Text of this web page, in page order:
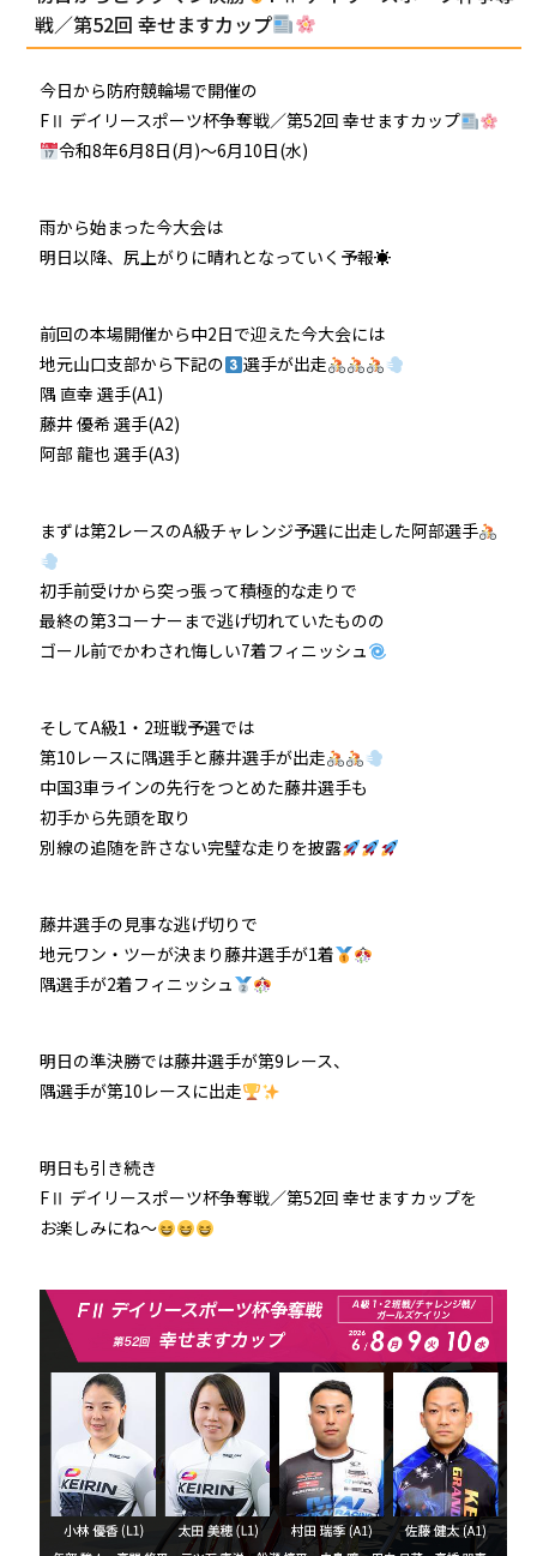
予想紙
イベント＆ファンサービス
Kの3本勝負（本命予想）
崖っぷちのK（穴予想）
KEIRINパーク
アクセス
DOKOTO
歴代優勝者を紹介
協賛レース募集
防府競輪研究所
ホープ君日記
Kからの挑戦状
防府競輪キャラクター
個人情報保護方針
防府競輪をお楽しみいただくために
来場者の肖像権について
戦／第52回 幸せますカップ
今日から防府競輪場で開催の
FⅡ デイリースポーツ杯争奪戦／第52回 幸せますカップ
令和8年6月8日(月)〜6月10日(水)
雨から始まった今大会は
明日以降、尻上がりに晴れとなっていく予報☀
前回の本場開催から中2日で迎えた今大会には
地元山口支部から下記の
選手が出走
隅 直幸 選手(A1)
藤井 優希 選手(A2)
阿部 龍也 選手(A3)
まずは第2レースのA級チャレンジ予選に出走した阿部選手
初手前受けから突っ張って積極的な走りで
最終の第3コーナーまで逃げ切れていたものの
ゴール前でかわされ悔しい7着フィニッシュ
そしてA級1・2班戦予選では
第10レースに隅選手と藤井選手が出走
中国3車ラインの先行をつとめた藤井選手も
初手から先頭を取り
別線の追随を許さない完璧な走りを披露
藤井選手の見事な逃げ切りで
地元ワン・ツーが決まり藤井選手が1着
隅選手が2着フィニッシュ
明日の準決勝では藤井選手が第9レース、
隅選手が第10レースに出走
明日も引き続き
FⅡ デイリースポーツ杯争奪戦／第52回 幸せますカップを
お楽しみにね～